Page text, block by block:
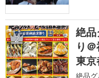
2
絶
り
東
絶品